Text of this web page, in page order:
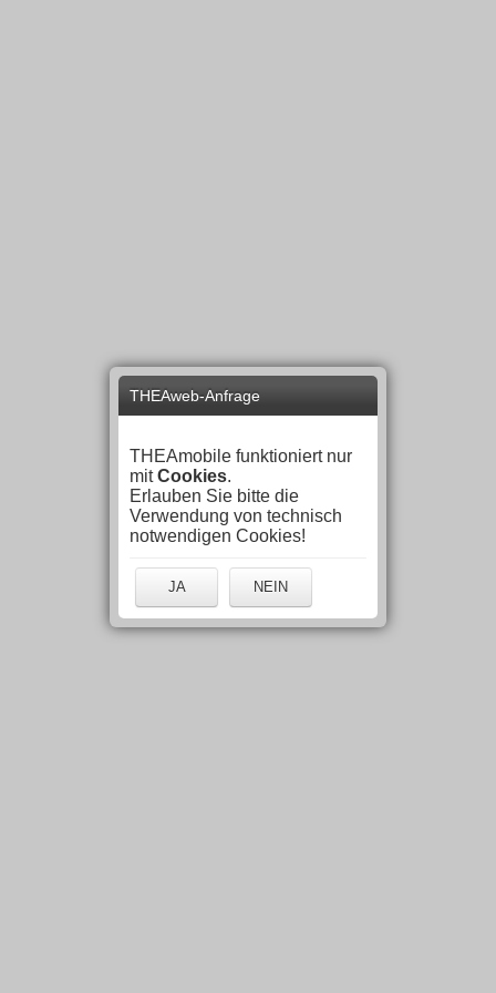
THEAweb-Anfrage
THEAmobile funktioniert nur
mitCookies.
Erlauben Sie bitte die
Verwendung von technisch
notwendigen Cookies!
JA NEIN